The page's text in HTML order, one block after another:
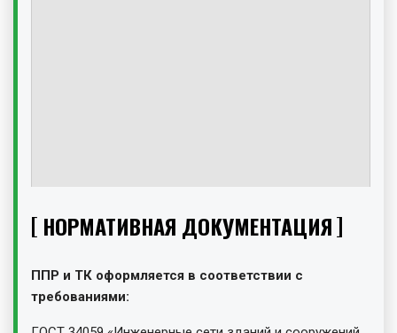
НОРМАТИВНАЯ ДОКУМЕНТАЦИЯ
ППР и ТК оформляется в соответствии с
требованиями: